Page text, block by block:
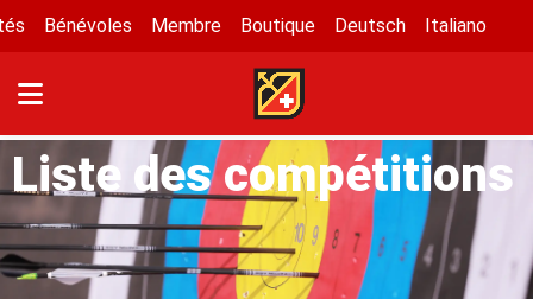
Bénévoles Membre Boutique Deutsch Italiano
Liste des compétitions